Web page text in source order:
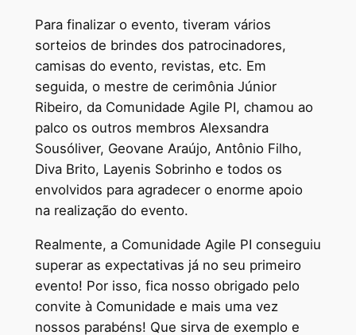
Para finalizar o evento, tiveram vários
sorteios de brindes dos patrocinadores,
camisas do evento, revistas, etc. Em
seguida, o mestre de cerimônia Júnior
Ribeiro, da Comunidade Agile PI, chamou ao
palco os outros membros Alexsandra
Sousóliver, Geovane Araújo, Antônio Filho,
Diva Brito, Layenis Sobrinho e todos os
envolvidos para agradecer o enorme apoio
na realização do evento.
Realmente, a Comunidade Agile PI conseguiu
superar as expectativas já no seu primeiro
evento! Por isso, fica nosso obrigado pelo
convite à Comunidade e mais uma vez
nossos parabéns! Que sirva de exemplo e